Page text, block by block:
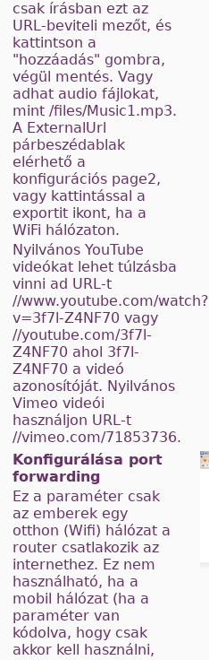
csak írásban ezt az
URL-beviteli mezőt, és
kattintson a
"hozzáadás" gombra,
végül mentés. Vagy
adhat audio fájlokat,
mint /files/Music1.mp3.
A ExternalUrl
párbeszédablak
elérhető a
konfigurációs page2,
vagy kattintással a
exportit ikont, ha a
WiFi hálózaton.
Nyilvános YouTube
videókat lehet túlzásba
vinni ad URL-t
//www.youtube.com/watch?
v=3f7l-Z4NF70 vagy
//youtube.com/3f7l-
Z4NF70 ahol 3f7l-
Z4NF70 a videó
azonosítóját. Nyilvános
Vimeo videói
használjon URL-t
//vimeo.com/71853736.
Konfigurálása port
forwarding
Ez a paraméter csak
az emberek egy
otthon (Wifi) hálózat a
router csatlakozik az
internethez. Ez nem
használható, ha a
mobil hálózat (ha a
paraméter van
kódolva, hogy csak
akkor kell használni,